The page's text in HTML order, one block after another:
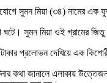
সুমন মিয়া (৩৪) নামের
সুমন মিয়া ওই গ্রামের জিতু
প্রলোভন দেখিয়ে এক
কথা জানালে এলাকায়